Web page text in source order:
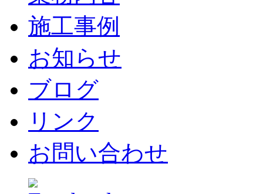
施工事例
お知らせ
ブログ
リンク
お問い合わせ